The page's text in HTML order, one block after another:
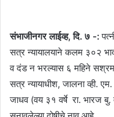
संभाजीनगर लाईव्ह, दि. ७ -:
सत्र न्यायालयाने कलम ३०२
व दंड न भरल्यास ६ महिने सश्रम
सत्र न्यायाधीश, जालना व्ही. एम.
जाधव (वय ३१ वर्षे रा. भारज बु.